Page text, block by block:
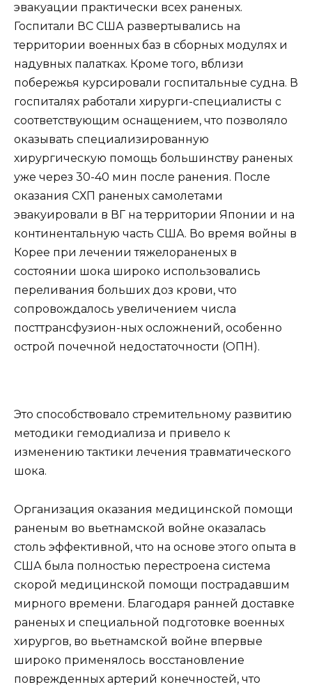
эвакуации практически всех раненых.
Госпитали ВС США развертывались на
территории военных баз в сборных модулях и
надувных палатках. Кроме того, вблизи
побережья курсировали госпитальные судна. В
госпиталях работали хирурги-специалисты с
соответствующим оснащением, что позволяло
оказывать специализированную
хирургическую помощь большинству раненых
уже через 30-40 мин после ранения. После
оказания СХП раненых самолетами
эвакуировали в ВГ на территории Японии и на
континентальную часть США. Во время войны в
Корее при лечении тяжелораненых в
состоянии шока широко использовались
переливания больших доз крови, что
сопровождалось увеличением числа
посттрансфузион-ных осложнений, особенно
острой почечной недостаточности (ОПН).
Это способствовало стремительному развитию
методики гемодиализа и привело к
изменению тактики лечения травматического
шока.
Организация оказания медицинской помощи
раненым во вьетнамской войне оказалась
столь эффективной, что на основе этого опыта в
США была полностью перестроена система
скорой медицинской помощи пострадавшим
мирного времени. Благодаря ранней доставке
раненых и специальной подготовке военных
хирургов, во вьетнамской войне впервые
широко применялось восстановление
поврежденных артерий конечностей, что